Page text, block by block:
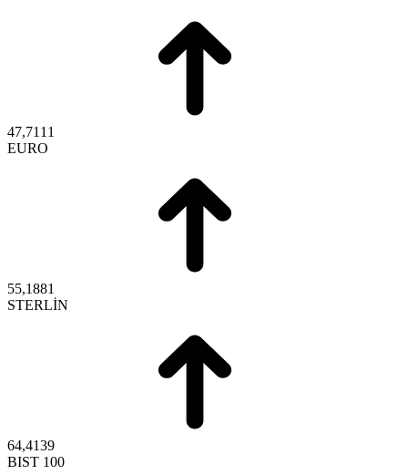
47,7111
EURO
55,1881
STERLİN
64,4139
BIST 100